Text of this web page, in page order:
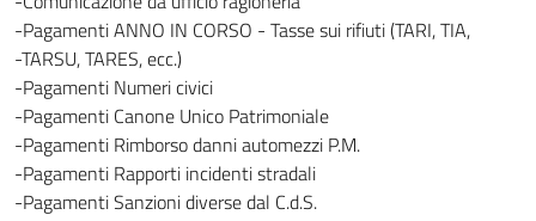
-Pagamenti ANNO IN CORSO - Tasse sui rifiuti (TARI, TIA,
-TARSU, TARES, ecc.)
-Pagamenti Numeri civici
-Pagamenti Canone Unico Patrimoniale
-Pagamenti Rimborso danni automezzi P.M.
-Pagamenti Rapporti incidenti stradali
-Pagamenti Sanzioni diverse dal C.d.S.